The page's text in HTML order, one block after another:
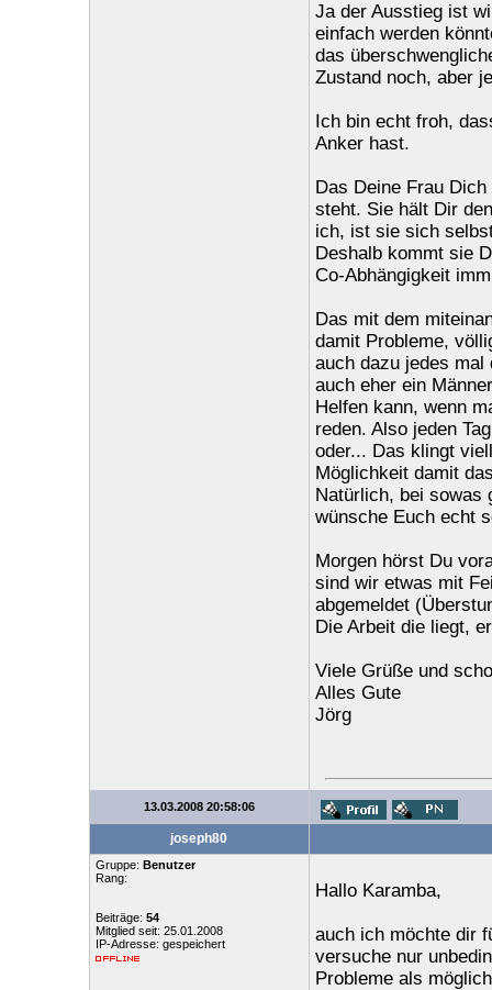
Ja der Ausstieg ist
einfach werden
das
Zustand noch, aber
Ich bin echt froh,
Anker hast.
Das Deine Frau
steht. Sie hält Dir
ich, ist sie sich
Deshalb kommt sie
Co-Abhängigkeit
Das mit dem
damit Probleme,
auch dazu jedes
auch eher ein
Helfen kann, wenn
reden. Also jeden
oder... Das klingt
Möglichkeit damit
Natürlich, bei sowas
wünsche Euch echt
Morgen hörst Du
sind wir etwas mit
abgemeldet
Die Arbeit die liegt,
Viele Grüße und
Alles Gute
Jörg
13.03.2008 20:58:06
joseph80
Gruppe: Benutzer
Rang:
Beiträge: 54
Mitglied seit: 25.01.2008
IP-Adresse: gespeichert
Hallo Karamba,
auch ich möchte dir
versuche nur
Probleme als